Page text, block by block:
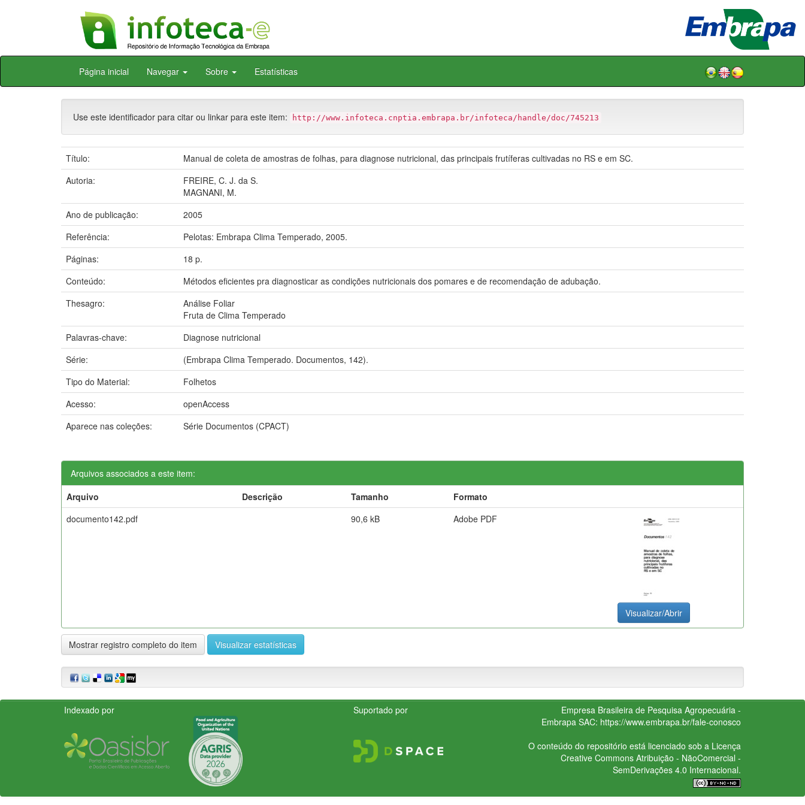
Skip
Página inicial Navegar Sobre Estatísticas
Use este identificador para citar ou linkar para este item: http://www.infoteca.cnptia.embrapa.br/infoteca/handle/doc/745213
Título:
Manual de coleta de amostras de folhas, para diagnose nutricional, das principais frutíferas cultivadas no RS e em SC.
Autoria:
FREIRE, C. J. da S.
MAGNANI, M.
Ano de publicação:
2005
Referência:
Pelotas: Embrapa Clima Temperado, 2005.
Páginas:
18 p.
Conteúdo:
Métodos eficientes pra diagnosticar as condições nutricionais dos pomares e de recomendação de adubação.
Thesagro:
Análise Foliar
Fruta de Clima Temperado
Palavras-chave:
Diagnose nutricional
Série:
(Embrapa Clima Temperado. Documentos, 142).
Tipo do Material:
Folhetos
Acesso:
openAccess
Aparece nas coleções:
Série Documentos (CPACT)
Arquivos associados a este item:
Arquivo
Descrição Tamanho
Formato
documento142.pdf
90,6 kB Adobe PDF
Visualizar/Abrir
Mostrar registro completo do item Visualizar estatísticas
Indexado por Suportado por
Empresa Brasileira de Pesquisa Agropecuária -
Embrapa SAC: https://www.embrapa.br/fale-conosco
O conteúdo do repositório está licenciado sob a Licença
Creative CommonsAtribuição - NãoComercial -
SemDerivações 4.0 Internacional.